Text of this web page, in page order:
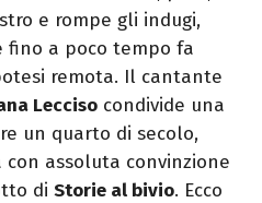
e rompe gli indugi,
fino a poco tempo fa
remota. Il cantante
Lecciso condivide una
un quarto di secolo,
assoluta convinzione
di Storie al bivio. Ecco